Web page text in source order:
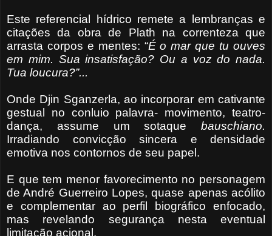
Este referencial hídrico remete a lembranças e
citações da obra de Plath na correnteza que
arrasta corpos e mentes: “É o mar que tu ouves
em mim. Sua insatisfação? Ou a voz do nada.
Tua loucura?”...
Onde Djin Sganzerla, ao incorporar em cativante
gestual no conluio palavra- movimento, teatro-
dança, assume um sotaque bauschiano.
Irradiando convicção sincera e densidade
emotiva nos contornos de seu papel.
E que tem menor favorecimento no personagem
de André Guerreiro Lopes, quase apenas acólito
e complementar ao perfil biográfico enfocado,
mas revelando segurança nesta eventual
limitação acional.